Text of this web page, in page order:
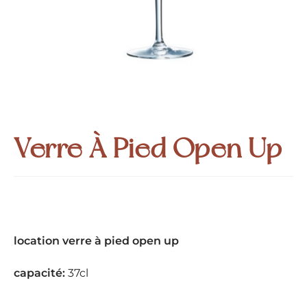
Verre À Pied Open Up
location verre à pied open up
capacité: 37cl